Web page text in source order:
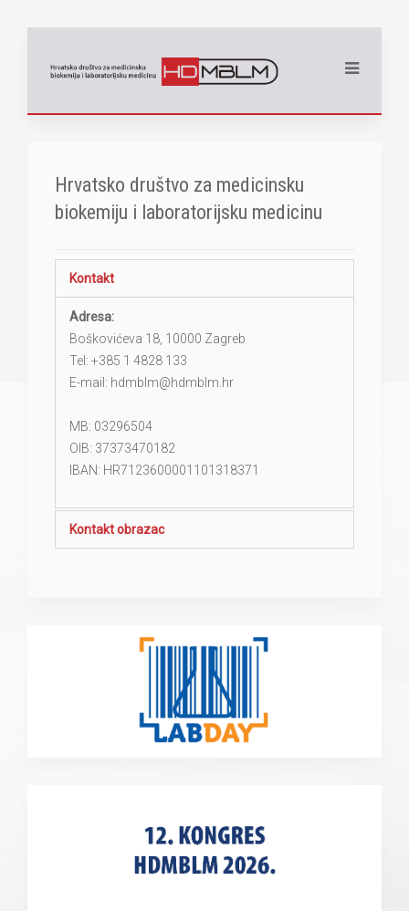
Hrvatsko društvo za medicinsku
biokemiju i laboratorijsku medicinu
Kontakt
Adresa:
Boškovićeva 18, 10000 Zagreb
Tel: +385 1 4828 133
E-mail: hdmblm@hdmblm.hr
MB: 03296504
OIB: 37373470182
IBAN: HR7123600001101318371
Kontakt obrazac
Obavezno polje
Ime i prezime:*